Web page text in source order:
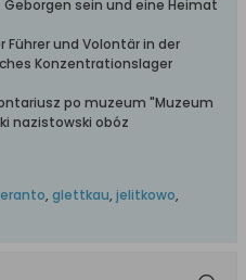
sein und eine Heimat
und Volontär in der
Konzentrationslager
po muzeum "Muzeum
nazistowski obóz
, glettkau, jelitkowo,